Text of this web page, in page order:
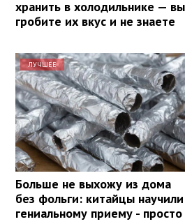
хранить в холодильнике — вы
гробите их вкус и не знаете
ЛУЧШЕЕ
Больше не выхожу из дома
без фольги: китайцы научили
гениальному приему - просто